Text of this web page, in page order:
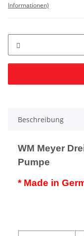
Informationen)
Beschreibung
WM Meyer
Pumpe
* Made in